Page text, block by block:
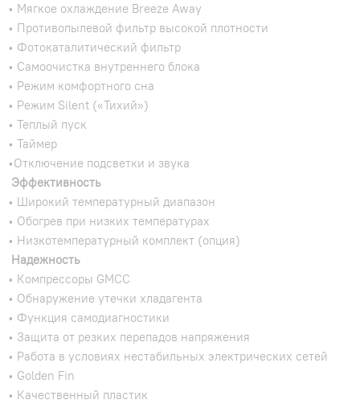
• Мягкое охлаждение Breeze Away
• Противопылевой фильтр высокой плотности
• Фотокаталитический фильтр
• Самоочистка внутреннего блока
• Режим комфортного сна
• Режим Silent («Тихий»)
• Теплый пуск
• Таймер
•Отключение подсветки и звука
Эффективность
• Широкий температурный диапазон
• Обогрев при низких температурах
• Низкотемпературный комплект (опция)
Надежность
• Компрессоры GMCC
• Обнаружение утечки хладагента
• Функция самодиагностики
• Защита от резких перепадов напряжения
• Работа в условиях нестабильных электрических сетей
• Golden Fin
• Качественный пластик